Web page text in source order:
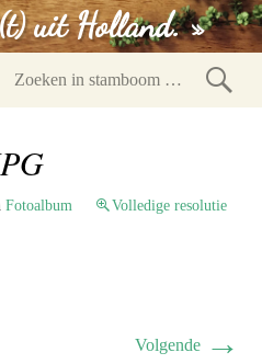
uit Holland. »
Fotoalbum
Volledige resolutie
Volgende →